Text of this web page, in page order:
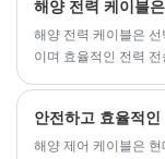
점점 더 엄격해지고 있
해양 전력 케이블은
이며 효율적인 전력
들의 주요 목적은 항
온보드 시스템에 중단
해양 제어 케이블은